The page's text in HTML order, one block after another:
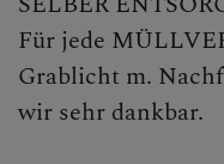
Für jede
Grablicht m.
wir sehr dankbar.